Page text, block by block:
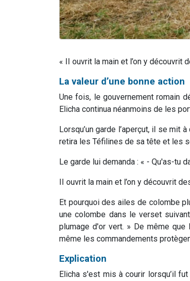
« II ouvrit la main et l’on y découvrit
La valeur d’une bonne action
Une fois, le gouvernement romain
Elicha continua néanmoins de les
Lorsqu’un garde l’aperçut, il se mit
retira les Téfilines de sa tête et les
Le garde lui demanda : « - Qu'as-tu
II ouvrit la main et l’on y découvrit
Et pourquoi des ailes de colombe
une colombe dans le verset
plumage d'or vert. » De même
même les commandements
Explication
Elicha s'est mis à courir lorsqu’il